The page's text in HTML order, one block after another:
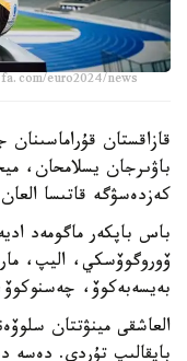
euro2024/news
قازاقستان قۇراماسىنان
باۋىرجان يسلامحان،
كەزدەسۋگە قاتىسا
باس باپكەر ماگومەد
ۆوروگوۆسكي، اليپ،
بەيسەبەكوۆ،
العاشقى مينۋتتان
بايقالىپ تۇردى. دەسە